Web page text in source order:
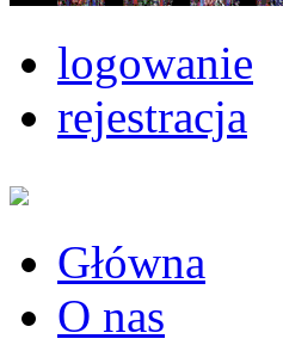
logowanie
rejestracja
Główna
O nas